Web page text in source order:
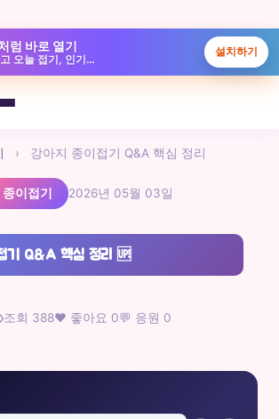
럼 바로 열기
홈 화면에 설치하고 오늘 접기, 인기글, 놀이터를 빠르게 보실 수 있습니다.
설치하기
› 강아지 종이접기 Q&A 핵심 정리
종이접기 2026년 05월 03일
기 Q&A 핵심 정리 🆙
조회 388❤️ 좋아요 0💬 응원 0